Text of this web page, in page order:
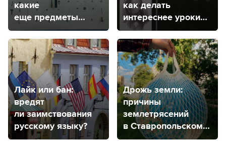
какие
еще предметы
извлекают
из маленьких
пациентов врачи
в Ставрополе?
как делать
интереснее уроки
музыки в школах
Лайк или бан:
вредят
ли заимствования
русскому языку?
Дрожь земли:
причины
землетрясений
в Ставропольском
крае, прогнозы